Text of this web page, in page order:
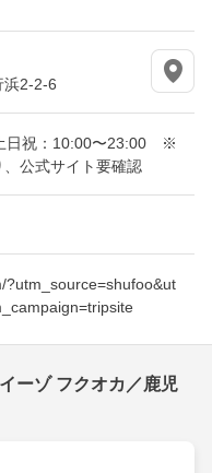
浜2-2-6
日祝：10:00〜23:00 ※
公式サイト要確認
?utm_source=shufoo&ut
ーゾ フクオカ／鹿児